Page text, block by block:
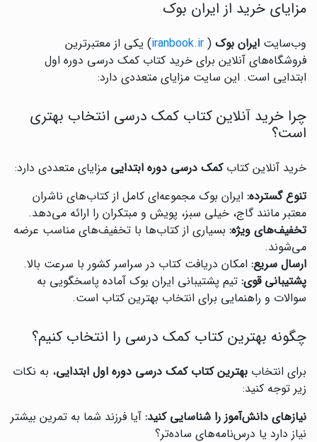
مزایای خرید از ایران بوک
وب‌سایت ایران بوک (
iranbook.ir) یکی از معتبرترین
فروشگاه‌های آنلاین برای خرید کتاب کمک درسی دوره اول
ابتدایی است. این سایت مزایای متعددی دارد:
چرا خرید آنلاین کتاب کمک درسی انتخاب بهتری
است؟
خرید آنلاین کتابکمک درسی دوره ابتدایی مزایای متعددی دارد:
تنوع گسترده: ایران بوک مجموعه‌ای کامل از کتاب‌های ناشران
معتبر مانند گاج، خیلی سبز، پویش و مبتکران را ارائه می‌دهد.
تخفیف‌های ویژه: بسیاری از کتاب‌ها با تخفیف‌های مناسب عرضه
می‌شوند.
ارسال سریع: امکان دریافت کتاب در سراسر کشور با سرعت بالا.
پشتیبانی قوی: تیم پشتیبانی ایران بوک آماده پاسخگویی به
سوالات و راهنمایی برای انتخاب بهترین کتاب است.
چگونه بهترین کتاب کمک درسی را انتخاب کنیم؟
برای انتخاب بهترین کتاب کمک درسی دوره اول ابتدایی، به نکات
زیر توجه کنید:
نیازهای دانش‌آموز را شناسایی کنید: آیا فرزند شما به تمرین بیشتر
نیاز دارد یا درس‌نامه‌های ساده‌تر؟